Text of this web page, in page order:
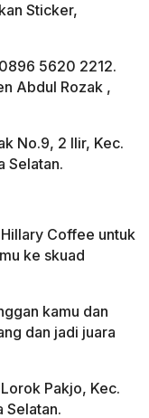
Sticker,
5620 2212.
Abdul Rozak ,
No.9, 2 Ilir, Kec.
Selatan.
Coffee untuk
ke skuad
kamu dan
dan jadi juara
Pakjo, Kec.
Selatan.